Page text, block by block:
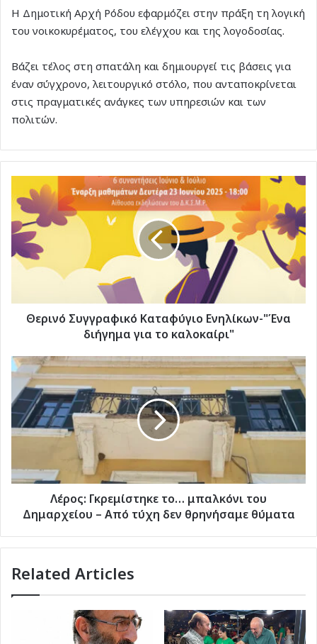
Η Δημοτική Αρχή Ρόδου εφαρμόζει στην πράξη τη λογική
του νοικοκυρέματος, του ελέγχου και της λογοδοσίας.
Βάζει τέλος στη σπατάλη και δημιουργεί τις βάσεις για
έναν σύγχρονο, λειτουργικό στόλο, που ανταποκρίνεται
στις πραγματικές ανάγκες των υπηρεσιών και των
πολιτών.
Συγγραφικό
Καταφύγιο
Ενηλίκων-
"Ένα
διήγημα
για
καλοκαίρι"
Θερινό Συγγραφικό Καταφύγιο Ενηλίκων-"Ένα
διήγημα για το καλοκαίρι"
Λέρος:
Γκρεμίστηκε
το…
μπαλκόνι
του
Δημαρχείου
Από
τύχη
θρηνήσαμε
Λέρος: Γκρεμίστηκε το… μπαλκόνι του
Δημαρχείου – Από τύχη δεν θρηνήσαμε θύματα
Related Articles